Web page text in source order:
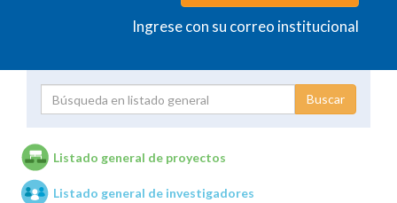
Ingrese con su correo institucional
Unidades de investigación
Listado general de proyectos
Listado general de investigadores